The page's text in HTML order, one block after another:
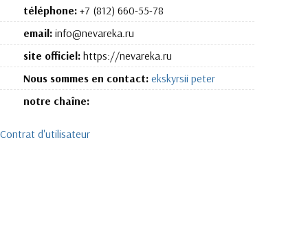
téléphone:+7 (812) 660-55-78
email:info@nevareka.ru
site officiel:https://nevareka.ru
Nous sommes en contact: ekskyrsii peter
notre chaîne:
Contrat d'utilisateur